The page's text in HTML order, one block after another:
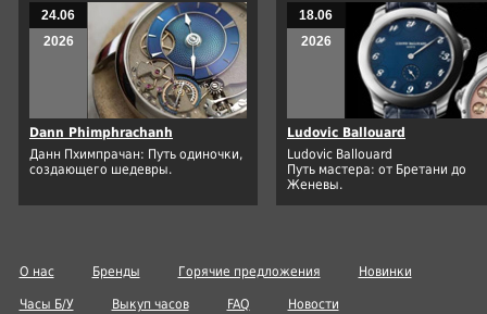
24.06
2026
Dann Phimphrachanh
Данн Пхимпрачан: Путь одиночки,
создающего шедевры.
18.06
2026
Ludovic Ballouard
Ludovic Ballouard
Путь мастера: от Бретани до
Женевы.
О нас Бренды Горячие предложения Новинки
Часы Б/У Выкуп часов FAQ Новости